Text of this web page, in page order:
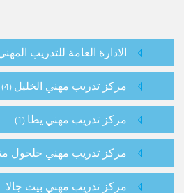
الادارة العامة للتدريب
مركز تدريب مهني الخليل (4)
مركز تدريب مهني يطا (1)
مركز تدريب مهني حلحول
مركز تدريب مهني بيت جالا